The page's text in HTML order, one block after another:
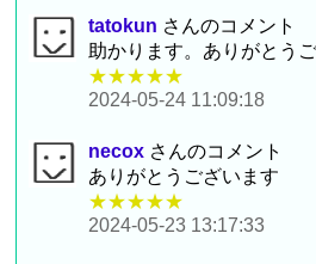
tatokun さんのコメント
助かります。ありがとう
★★★★★
2024-05-24 11:09:18
necox さんのコメント
ありがとうございます
★★★★★
2024-05-23 13:17:33